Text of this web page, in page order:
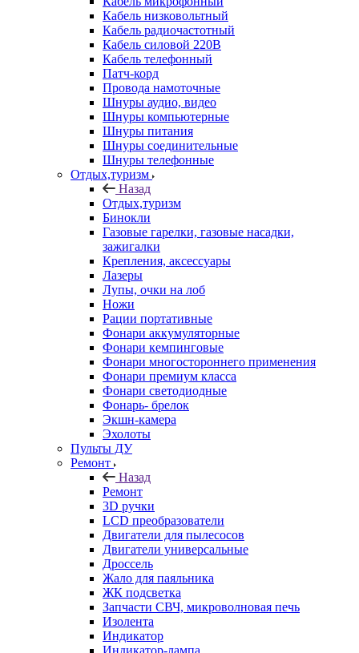
Кабель низковольтный
Кабель радиочастотный
Кабель силовой 220В
Кабель телефонный
Патч-корд
Провода намоточные
Шнуры аудио, видео
Шнуры компьютерные
Шнуры питания
Шнуры соединительные
Шнуры телефонные
Отдых,туризм
Назад
Отдых,туризм
Бинокли
Газовые гарелки, газовые насадки,
зажигалки
Крепления, аксессуары
Лазеры
Лупы, очки на лоб
Ножи
Рации портативные
Фонари аккумуляторные
Фонари кемпинговые
Фонари многостороннего применения
Фонари премиум класса
Фонари светодиодные
Фонарь- брелок
Экшн-камера
Эхолоты
Пульты ДУ
Ремонт
Назад
Ремонт
3D ручки
LCD преобразователи
Двигатели для пылесосов
Двигатели универсальные
Дроссель
Жало для паяльника
ЖК подсветка
Запчасти СВЧ, микроволновая печь
Изолента
Индикатор
Индикатор-лампа